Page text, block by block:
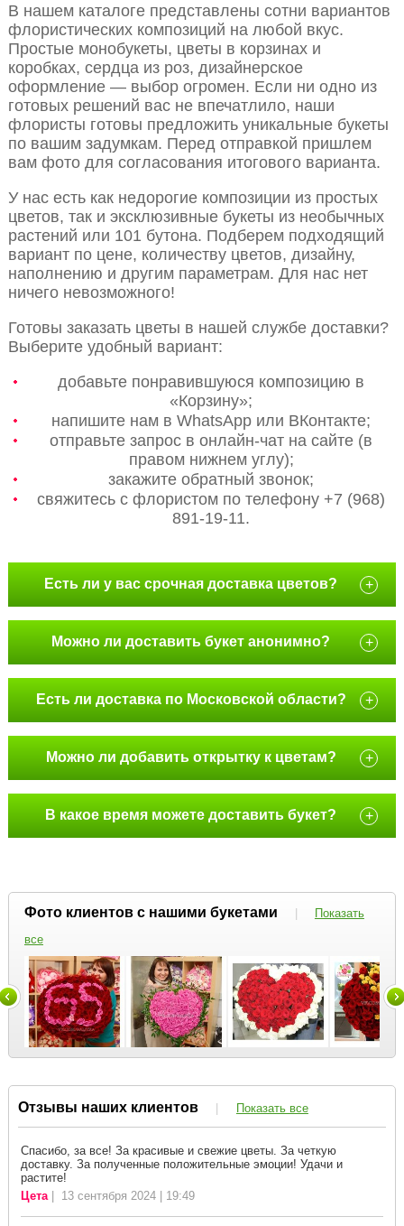
В нашем каталоге представлены сотни вариантов
флористических композиций на любой вкус.
Простые монобукеты, цветы в корзинах и
коробках, сердца из роз, дизайнерское
оформление — выбор огромен. Если ни одно из
готовых решений вас не впечатлило, наши
флористы готовы предложить уникальные букеты
по вашим задумкам. Перед отправкой пришлем
вам фото для согласования итогового варианта.
У нас есть как недорогие композиции из простых
цветов, так и эксклюзивные букеты из необычных
растений или 101 бутона. Подберем подходящий
вариант по цене, количеству цветов, дизайну,
наполнению и другим параметрам. Для нас нет
ничего невозможного!
Готовы заказать цветы в нашей службе доставки?
Выберите удобный вариант:
добавьте понравившуюся композицию в
«Корзину»;
напишите нам в WhatsApp или ВКонтакте;
отправьте запрос в онлайн-чат на сайте (в
правом нижнем углу);
закажите обратный звонок;
свяжитесь с флористом по телефону +7 (968)
891-19-11.
Есть ли у вас срочная доставка цветов? +
Можно ли доставить букет анонимно? +
Есть ли доставка по Московской области? +
Можно ли добавить открытку к цветам? +
В какое время можете доставить букет? +
Фото клиентов с нашими букетами |
Показать
все
Отзывы наших клиентов | Показать все
Спасибо, за все! За красивые и свежие цветы. За четкую
доставку. За полученные положительные эмоции! Удачи и
растите!
Цета| 13 сентября 2024 | 19:49